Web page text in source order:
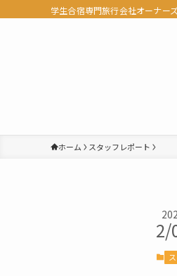
学生合宿専門旅行会社オーナー
ホーム スタッフレポート
2/